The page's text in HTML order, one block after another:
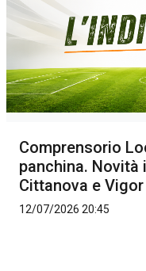
Comprensorio
panchina. Novità
Cittanova e
12/07/2026 20:45